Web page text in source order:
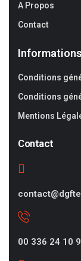
A Propos
Contact
Informations
Conditions
Conditions
Mentions
Contact
00 336 24 10